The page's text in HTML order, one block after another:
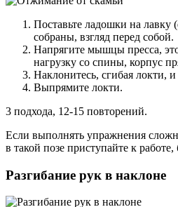
Поставьте ладошки на лавку
собраны, взгляд перед собой.
Напрягите мышцы пресса,
нагрузку со спины, корпус
Наклонитесь, сгибая локти,
Выпрямите локти.
3 подхода, 12-15 повторений.
Если выполнять упражнения
в такой позе приступайте к работе,
Разгибание рук в наклоне